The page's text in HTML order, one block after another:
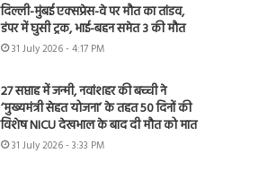
दिल्ली-मुंबई एक्सप्रेस-वे पर मौत का तांडव,
डंपर में घुसी ट्रक, भाई-बहन समेत 3 की मौत
31 July 2026 - 4:17 PM
27 सप्ताह में जन्मी, नवांशहर की बच्ची ने
‘मुख्यमंत्री सेहत योजना’ के तहत 50 दिनों की
विशेष NICU देखभाल के बाद दी मौत को मात
31 July 2026 - 3:33 PM